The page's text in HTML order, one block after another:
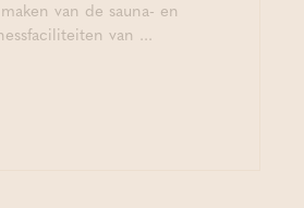
van de sauna- en
van ...